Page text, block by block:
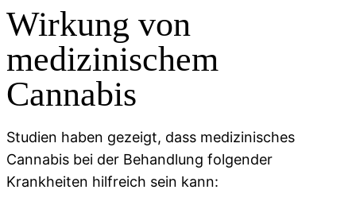
Wirkung von
medizinischem
Cannabis
Studien haben gezeigt, dass medizinisches
Cannabis bei der Behandlung folgender
Krankheiten hilfreich sein kann: